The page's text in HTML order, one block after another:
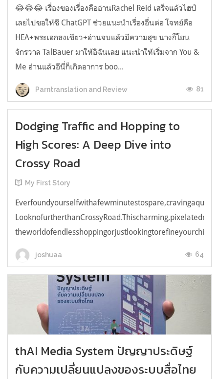
😂😂😂 เรื่องของเรื่องคืออ่านRachel Reid เสร็จแล้วไฮป์
เลยไปขอให้ชี ChatGPT ช่วยแนะนำเรื่องอื่นต่อ โจทย์คือ
HEA+พระเอกธงเขียว+อ่านจบแล้วมีความสุข นางก็โยน
จักรวาล TalBauer มาให้อิฉันเลย แนะนำให้เริ่มจาก You &
Me อ่านแล้วอีนี่ก็เกิดอาการ boo...
Parntranslation and Review 81
Dodging Traffic and Hopping to
High Scores: A Deep Dive into
Crossy Road
My First Story
joshuaa 64
thAI Media System ปัญญาประดิษฐ์
กับความเปลี่ยนแปลงของระบบสื่อไทย